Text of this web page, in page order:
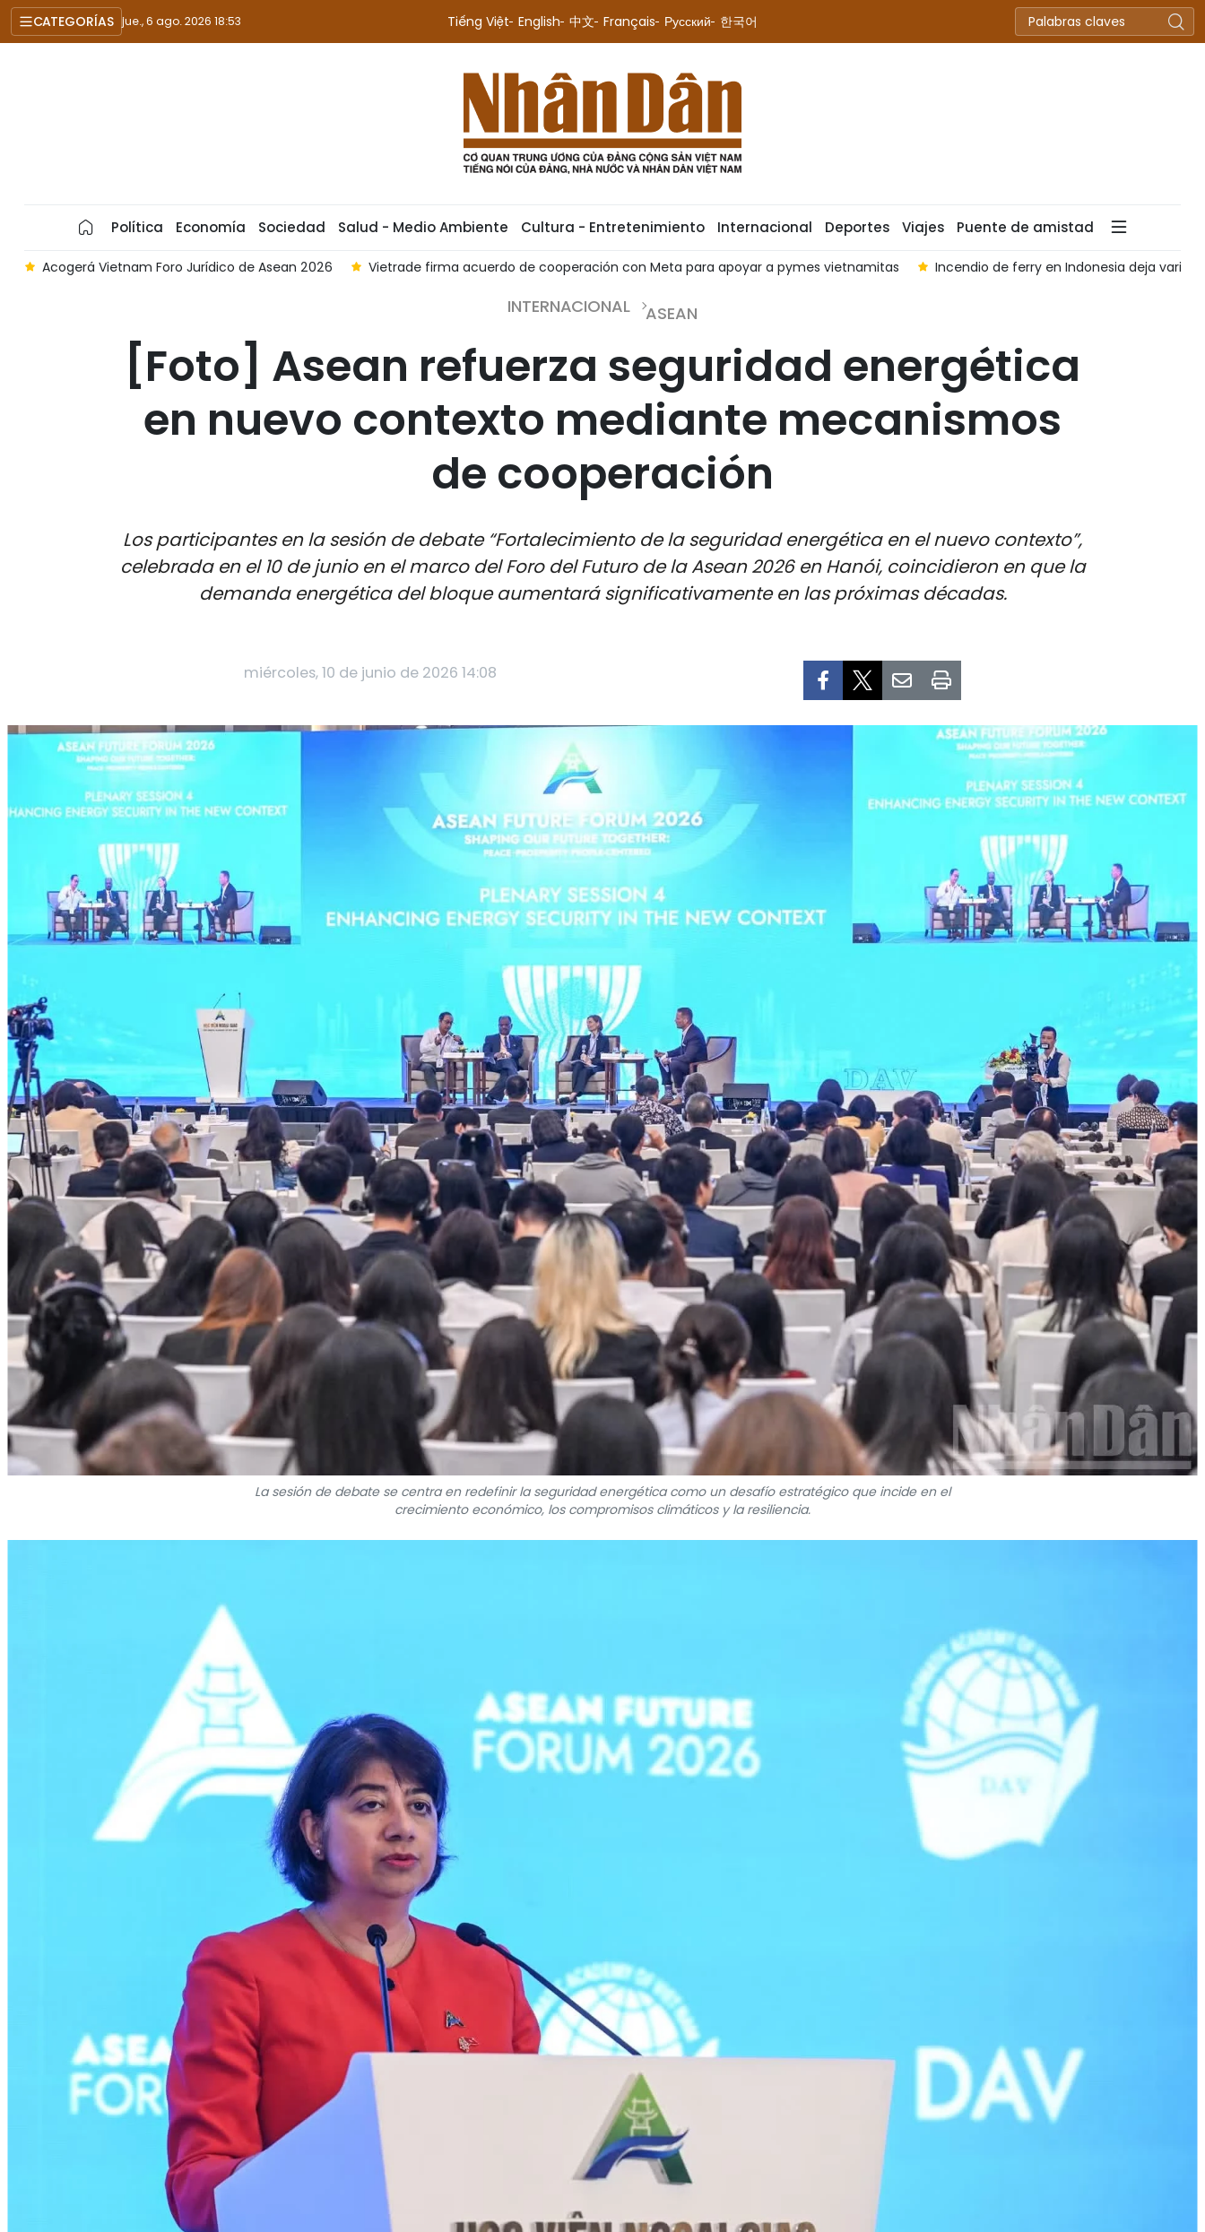
CATEGORÍAS jue., 6 ago. 2026 18:53 Tiếng Việt English 中文 Français Русский 한국어
Política Economía Sociedad Salud - Medio Ambiente Cultura - Entretenimiento Internacional Deportes Viajes Puente de amistad
Vietrade firma acuerdo de cooperación con Meta para apoyar a pymes vietnamitas Incendio de ferry en Indonesia deja varios muertos y desaparecidos Exportaciones de
INTERNACIONAL ASEAN
[Foto] Asean refuerza seguridad energética
en nuevo contexto mediante mecanismos
de cooperación
Los participantes en la sesión de debate “Fortalecimiento de la seguridad energética en el nuevo contexto”,
celebrada en el 10 de junio en el marco del Foro del Futuro de la Asean 2026 en Hanói, coincidieron en que la
demanda energética del bloque aumentará significativamente en las próximas décadas.
miércoles, 10 de junio de 2026 14:08
La sesión de debate se centra en redefinir la seguridad energética como un desafío estratégico que incide en el
crecimiento económico, los compromisos climáticos y la resiliencia.